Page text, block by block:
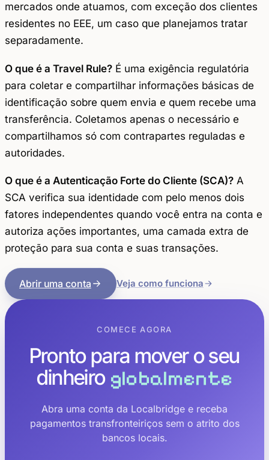
mercados onde atuamos, com exceção dos clientes
residentes no EEE, um caso que planejamos tratar
separadamente.
O que é a Travel Rule? É uma exigência regulatória
para coletar e compartilhar informações básicas de
identificação sobre quem envia e quem recebe uma
transferência. Coletamos apenas o necessário e
compartilhamos só com contrapartes reguladas e
autoridades.
O que é a Autenticação Forte do Cliente (SCA)? A
SCA verifica sua identidade com pelo menos dois
fatores independentes quando você entra na conta e
autoriza ações importantes, uma camada extra de
proteção para sua conta e suas transações.
Abrir uma conta Veja como funciona
COMECE AGORA
Pronto para mover o seu
dinheiro globalmente
Abra uma conta da Localbridge e receba
pagamentos transfronteiriços sem o atrito dos
bancos locais.